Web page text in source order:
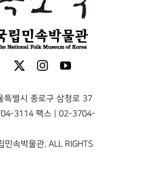
특별시 종로구 삼청로 37
3114 팩스 | 02-3704-
속박물관. ALL RIGHTS